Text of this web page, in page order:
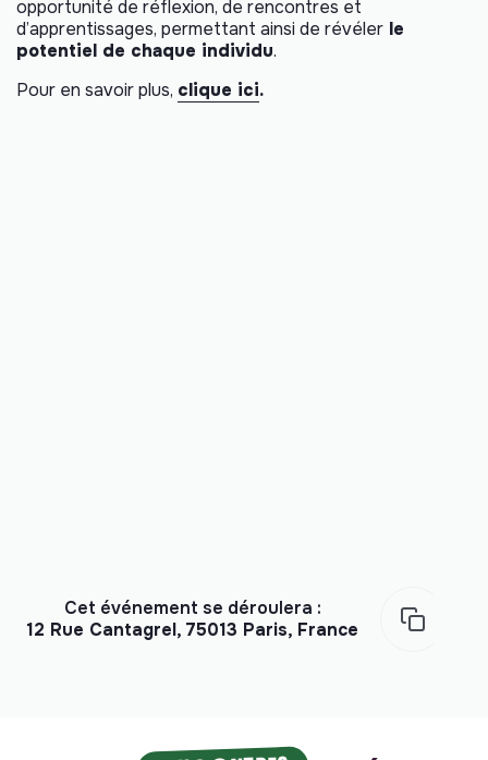
opportunité de réflexion, de rencontres et
d’apprentissages, permettant ainsi de révéler le
potentiel de chaque individu.
Pour en savoir plus, clique ici.
Cet événement se déroulera :
12 Rue Cantagrel, 75013 Paris, France